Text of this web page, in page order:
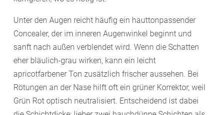
Unter den Augen reicht häufig ein hauttonpassender
Concealer, der im inneren Augenwinkel beginnt und
sanft nach außen verblendet wird. Wenn die Schatten
eher bläulich-grau wirken, kann ein leicht
apricotfarbener Ton zusätzlich frischer aussehen. Bei
Rötungen an der Nase hilft oft ein grüner Korrektor, weil
Grün Rot optisch neutralisiert. Entscheidend ist dabei